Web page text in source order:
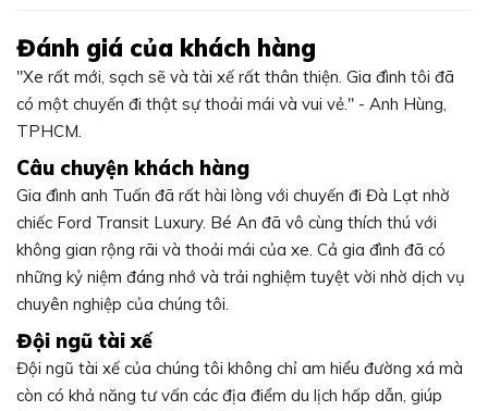
Đánh giá của khách hàng
"Xe rất mới, sạch sẽ và tài xế rất thân thiện. Gia đình tôi đã
có một chuyến đi thật sự thoải mái và vui vẻ." - Anh Hùng,
TPHCM.
Câu chuyện khách hàng
Gia đình anh Tuấn đã rất hài lòng với chuyến đi Đà Lạt nhờ
chiếc Ford Transit Luxury. Bé An đã vô cùng thích thú với
không gian rộng rãi và thoải mái của xe. Cả gia đình đã có
những kỷ niệm đáng nhớ và trải nghiệm tuyệt vời nhờ dịch vụ
chuyên nghiệp của chúng tôi.
Đội ngũ tài xế
Đội ngũ tài xế của chúng tôi không chỉ am hiểu đường xá mà
còn có khả năng tư vấn các địa điểm du lịch hấp dẫn, giúp